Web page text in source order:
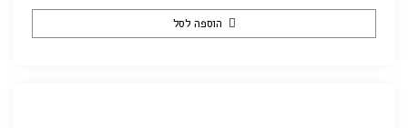
הוספה לסל